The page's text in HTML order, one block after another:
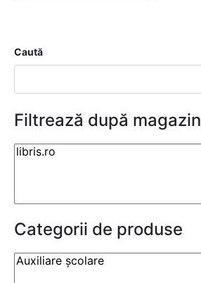
Caută
Filtrează după magazin
Categorii de produse